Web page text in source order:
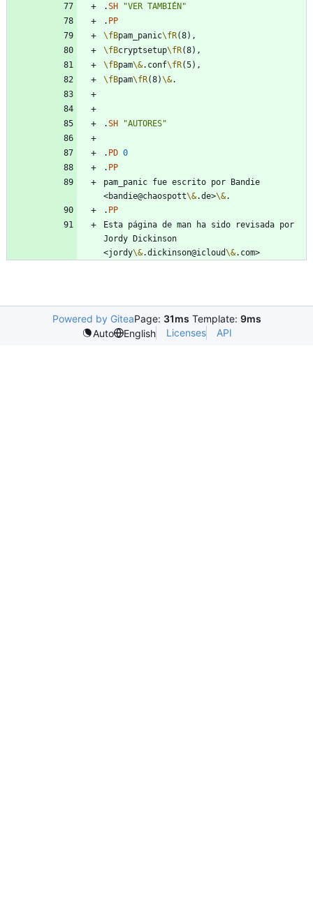
.SH
"VER TAMBIÉN"
. PP
\fBpam_panic\fR
\fBcryptsetup\fR
\fBpam\&.conf\fR
\fBpam\fR(8)\&
.SH "AUTORES"
. PD 0
. PP
pam_panic fue escrito por Bandie
<bandie@chaospott\&.de>\&
. PP
Esta página de man ha sido revisada por
Jordy Dickinson
<jordy\&.dickinson@icloud\&
Powered by GiteaPage: 31ms Template: 9ms
Auto
English Licenses API